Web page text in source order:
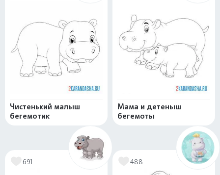
Чистенький малыш
бегемотик
Мама и детеныш
бегемоты
691 488